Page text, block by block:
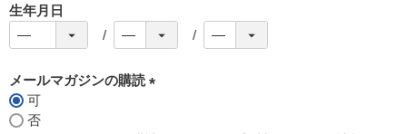
生年月日
メールマガジンの購読
可
否